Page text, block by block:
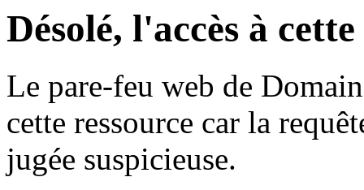
Désolé, l'accès à
Le pare-feu web de
cette ressource car la
jugée suspicieuse.